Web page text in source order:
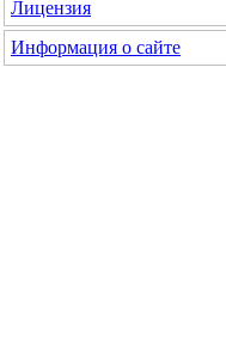
Лицензия
Информация о сайте